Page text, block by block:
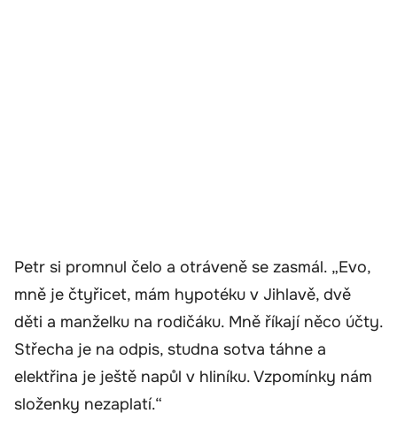
Petr si promnul čelo a otráveně se zasmál. „Evo,
mně je čtyřicet, mám hypotéku v Jihlavě, dvě
děti a manželku na rodičáku. Mně říkají něco účty.
Střecha je na odpis, studna sotva táhne a
elektřina je ještě napůl v hliníku. Vzpomínky nám
složenky nezaplatí.“